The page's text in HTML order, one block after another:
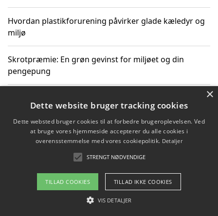
Hvordan plastikforurening påvirker glade kæledyr og
miljø
Skrotpræmie: En grøn gevinst for miljøet og din
pengepung
Hvordan blåfade med rist kan hjælpe med at reducere
plastik i havet
Spil kasinospil på et troværdigt online casino: Din
guide til sikker og sjov underholdning
Copyright 2026 - Pilanto Aps
Om / kontakt
×
Dette website bruger tracking cookies
Dette websted bruger cookies til at forbedre brugeroplevelsen. Ved
at bruge vores hjemmeside accepterer du alle cookies i
overensstemmelse med vores cookiepolitik. Detaljer
STRENGT NØDVENDIGE
TILLAD COOKIES TILLAD IKKE COOKIES
VIS DETALJER